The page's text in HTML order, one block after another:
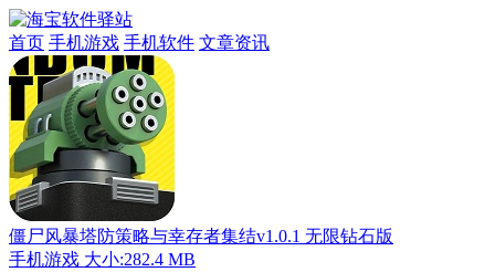
首页 手机游戏 手机软件 文章资讯
僵尸风暴塔防策略与幸存者集结v1.0.1 无限钻石版
手机游戏 大小:282.4 MB